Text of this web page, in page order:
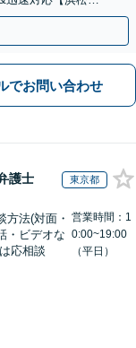
はお断り
でお問い合わせ
護士 東京都
方法(対面・
・ビデオな
応相談
営業時間：1
0:00~19:00
（平日）